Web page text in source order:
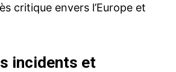
critique envers l’Europe et
incidents et